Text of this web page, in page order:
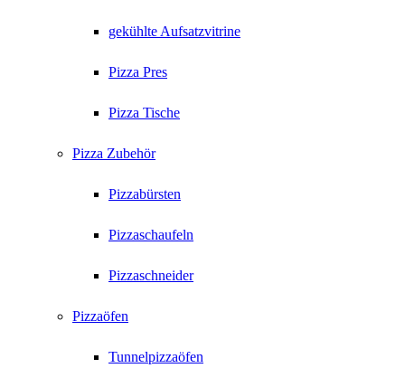
gekühlte Aufsatzvitrine
Pizza Pres
Pizza Tische
Pizza Zubehör
Pizzabürsten
Pizzaschaufeln
Pizzaschneider
Pizzaöfen
Tunnelpizzaöfen